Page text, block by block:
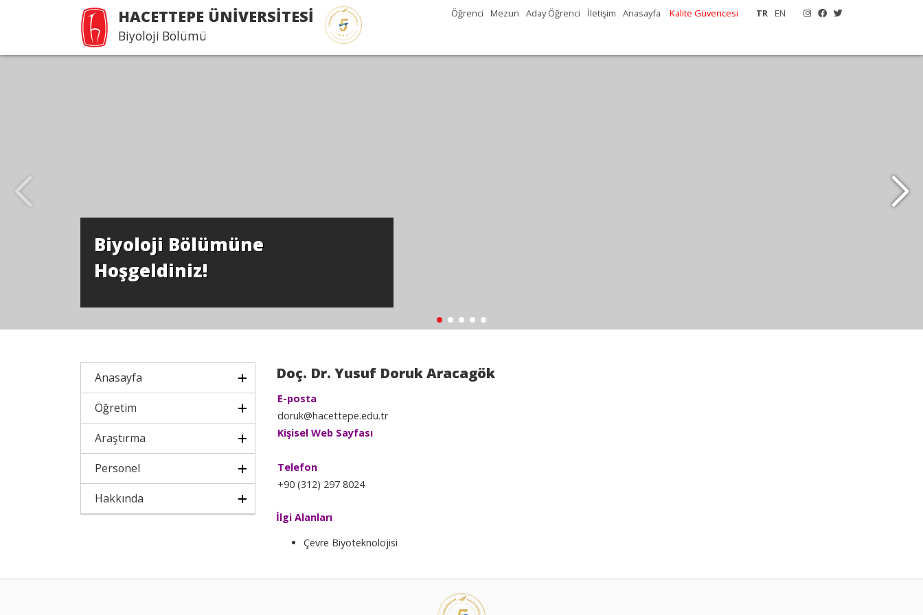
HACETTEPE ÜNİVERSİTESİ
Biyoloji Bölümü
TR EN
Öğrenci Mezun Aday Öğrenci İletişim Anasayfa Kalite Güvencesi
Anasayfa
Öğretim
Araştırma
Personel
Hakkında
Doç. Dr. Yusuf Doruk Aracagök
E-posta
doruk@hacettepe.edu.tr
Kişisel Web Sayfası
Telefon
+90 (312) 297 8024
İlgi Alanları
Çevre Biyoteknolojisi